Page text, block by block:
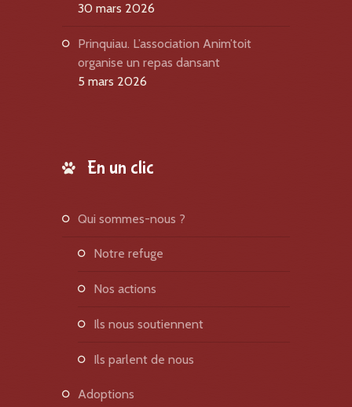
30 mars 2026
Prinquiau. L’association Anim’toit
organise un repas dansant
5 mars 2026
En un clic
qui sommes-nous ?
notre refuge
nos actions
ils nous soutiennent
ils parlent de nous
adoptions